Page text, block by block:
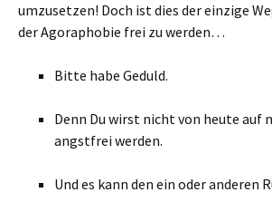
umzusetzen! Doch ist dies der einzige
der Agoraphobie frei zu werden…
Bitte habe Geduld.
Denn Du wirst nicht von heute auf
angstfrei werden.
Und es kann den ein oder anderen